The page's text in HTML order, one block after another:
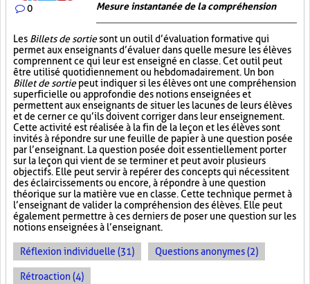
0 Mesure instantanée de la compréhension
Les Billets de sortiesont un outil d’évaluation formative qui
permet aux enseignants d’évaluer dans quelle mesure les élèves
comprennent ce qui leur est enseigné en classe. Cet outil peut
être utilisé quotidiennement ou hebdomadairement. Un bon
Billet de sortiepeut indiquer si les élèves ont une compréhension
superficielle ou approfondie des notions enseignées et
permettent aux enseignants de situer les lacunes de leurs élèves
et de cerner ce qu’ils doivent corriger dans leur enseignement.
Cette activité est réalisée à la fin de la leçon et les élèves sont
invités à répondre sur une feuille de papier à une question posée
par l’enseignant. La question posée doit essentiellement porter
sur la leçon qui vient de se terminer et peut avoir plusieurs
objectifs. Elle peut servir à repérer des concepts qui nécessitent
des éclaircissements ou encore, à répondre à une question
théorique sur la matière vue en classe. Cette technique permet à
l’enseignant de valider la compréhension des élèves. Elle peut
également permettre à ces derniers de poser une question sur les
notions enseignées à l’enseignant.
Réflexion individuelle (31) Questions anonymes (2)
Rétroaction (4)